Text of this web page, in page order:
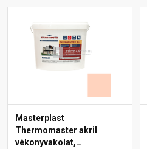
Masterplast
Thermomaster akril
vékonyvakolat,